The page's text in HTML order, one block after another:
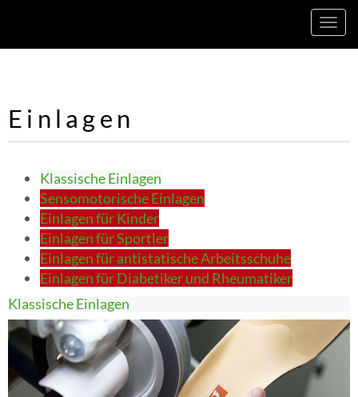
Einlagen
Klassische Einlagen
Sensomotorische Einlagen
Einlagen für Kinder
Einlagen für Sportler
Einlagen für antistatische Arbeitsschuhe
Einlagen für Diabetiker und Rheumatiker
Klassische Einlagen